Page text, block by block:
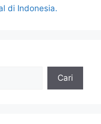
di Indonesia.
Cari